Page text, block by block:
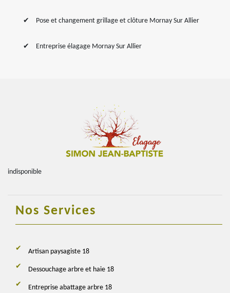
Pose et changement grillage et clôture Mornay Sur Allier
Entreprise élagage Mornay Sur Allier
indisponible
Nos Services
Artisan paysagiste 18
Dessouchage arbre et haie 18
Entreprise abattage arbre 18